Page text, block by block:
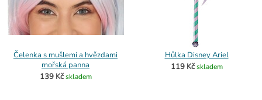
Čelenka s mušlemi a hvězdami
mořská panna
139 Kč skladem
Hůlka Disney Ariel
119 Kč skladem